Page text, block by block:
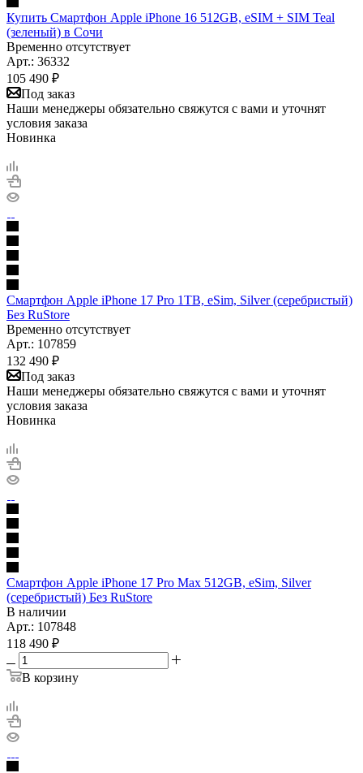
Купить Смартфон Apple iPhone 16 512GB, eSIM + SIM Teal
(зеленый) в Сочи
Временно отсутствует
Арт.: 36332
105 490 ₽
Под заказ
Наши менеджеры обязательно свяжутся с вами и уточнят
условия заказа
Новинка
Смартфон Apple iPhone 17 Pro 1TB, eSim, Silver (серебристый)
Без RuStore
Временно отсутствует
Арт.: 107859
132 490 ₽
Под заказ
Наши менеджеры обязательно свяжутся с вами и уточнят
условия заказа
Новинка
Смартфон Apple iPhone 17 Pro Max 512GB, eSim, Silver
(серебристый) Без RuStore
В наличии
Арт.: 107848
118 490 ₽
В корзину